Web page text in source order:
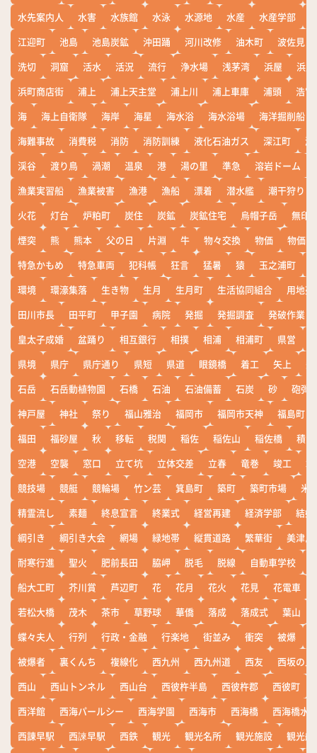
水先案内人
水害 水族館 水泳 水源地 水産 水産学部
江迎町
池島 池島炭鉱 沖田踊 河川改修 油木町
波佐見
洗切
洞窟 活水 活況 流行 浄水場 浅茅湾 浜屋
浜
浜町商店街
浦上 浦上天主堂 浦上川 浦上車庫 浦頭
浩宮
海
海上自衛隊 海岸 海星 海水浴 海水浴場
海洋掘削船
海難事故
消費税 消防 消防訓練 液化石油ガス 深江町
淵
渓谷
渡り鳥 渦潮 温泉 港 湯の里 準急 溶岩ドーム
漁業実習船
漁業被害 漁港 漁船 漂着 潜水艦
潮干狩り
火花
灯台 炉粕町 炭住 炭鉱 炭鉱住宅 烏帽子岳
無印
煙突
熊 熊本 父の日 片淵 牛 物々交換 物価
物価高
特急かもめ
特急車両 犯科帳 狂言 猛暑 猿 玉之浦町
環境
環濠集落 生き物 生月 生月町 生活協同組合
用地売
田川市長
田平町 甲子園 病院 発掘 発掘調査
発破作業
皇太子成婚
盆踊り 相互銀行 相撲 相浦 相浦町 県営
県境
県庁 県庁通り 県短 県道 眼鏡橋 着工 矢上
石岳
石岳動植物園 石橋 石油 石油備蓄 石炭 砂
砲弾
神戸屋
神社 祭り 福山雅治 福岡市 福岡市天神
福島町
福田
福砂屋 秋 移転 税関 稲佐 稲佐山 稲佐橋
積雪
空港
空襲 窓口 立て坑 立体交差 立春 竜巻 竣工
競技場
競艇 競輪場 竹ン芸 箕島町 築町 築町市場
米
精霊流し
素麺 終息宣言 終業式 経営再建 経済学部
結婚
綱引き
綱引き大会 網場 緑地帯 縦貫道路 繁華街
美津島
耐寒行進
聖火 肥前長田 脇岬 脱毛 脱線 自動車学校
船大工町
芥川賞 芦辺町 花 花月 花火 花見 花電車
若松大橋
茂木 茶市 草野球 華僑 落成 落成式 葉山
蝶々夫人
行列 行政・金融 行楽地 街並み 衝突 被爆
被爆者
裏くんち 複線化 西九州 西九州道 西友
西坂の丘
西山
西山トンネル 西山台 西彼杵半島 西彼杵郡 西彼町
西洋館
西海パールシー 西海学園 西海市 西海橋
西海橋水
西諌早駅
西諫早駅 西鉄 観光 観光名所 観光施設
観光船